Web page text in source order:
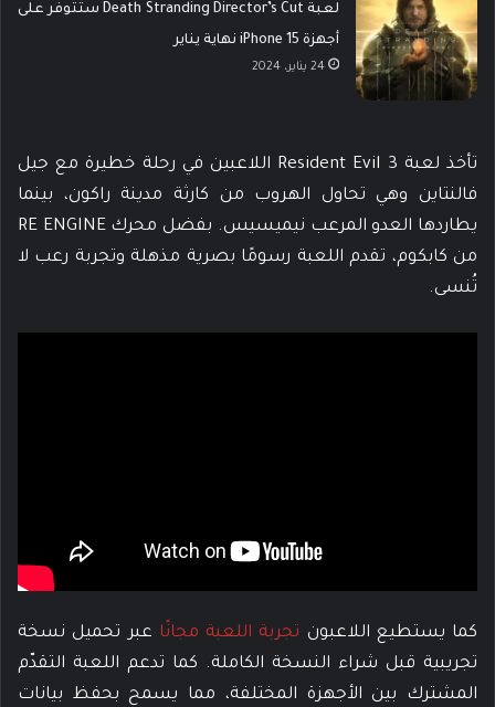
لعبة Death Stranding Director’s Cut ستتوفر على
أجهزة iPhone 15 نهاية يناير
24 يناير، 2024
تأخذ لعبة Resident Evil 3 اللاعبين في رحلة خطيرة مع جيل
فالنتاين وهي تحاول الهروب من كارثة مدينة راكون، بينما
يطاردها العدو المرعب نيميسيس. بفضل محرك RE ENGINE
من كابكوم، تقدم اللعبة رسومًا بصرية مذهلة وتجربة رعب لا
تُنسى.
كما يستطيع اللاعبون تجربة اللعبة مجانًا عبر تحميل نسخة
تجريبية قبل شراء النسخة الكاملة. كما تدعم اللعبة التقدّم
المشترك بين الأجهزة المختلفة، مما يسمح بحفظ بيانات